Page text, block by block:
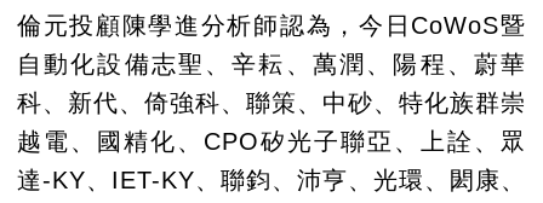
倫元投顧陳學進分析師認為，今日CoWoS暨
自動化設備志聖、辛耘、萬潤、陽程、蔚華
科、新代、倚強科、聯策、中砂、特化族群崇
越電、國精化、CPO矽光子聯亞、上詮、眾
達-KY、IET-KY、聯鈞、沛亨、光環、閎康、